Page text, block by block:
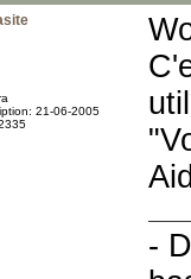
21-06-2005
-